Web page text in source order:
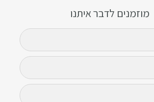
מוזמנים לדבר איתנו